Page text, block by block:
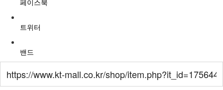
페이스북
트위터
밴드